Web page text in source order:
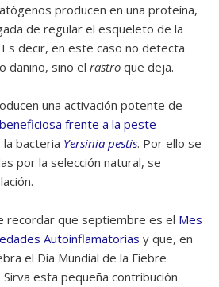
producen en una proteína,
de regular el esqueleto de la
decir, en este caso no detecta
dañino, sino el rastro que deja.
una activación potente de
beneficiosa frente a la peste
la bacteria Yersinia pestis. Por ello se
por la selección natural, se
recordar que septiembre es el Mes
Autoinflamatorias y que, en
el Día Mundial de la Fiebre
esta pequeña contribución